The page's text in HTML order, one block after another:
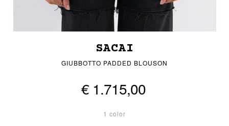
SACAI
GIUBBOTTO PADDED BLOUSON
€ 1.715,00
1 color